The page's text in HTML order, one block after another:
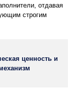
отдавая
строгим
ценность и